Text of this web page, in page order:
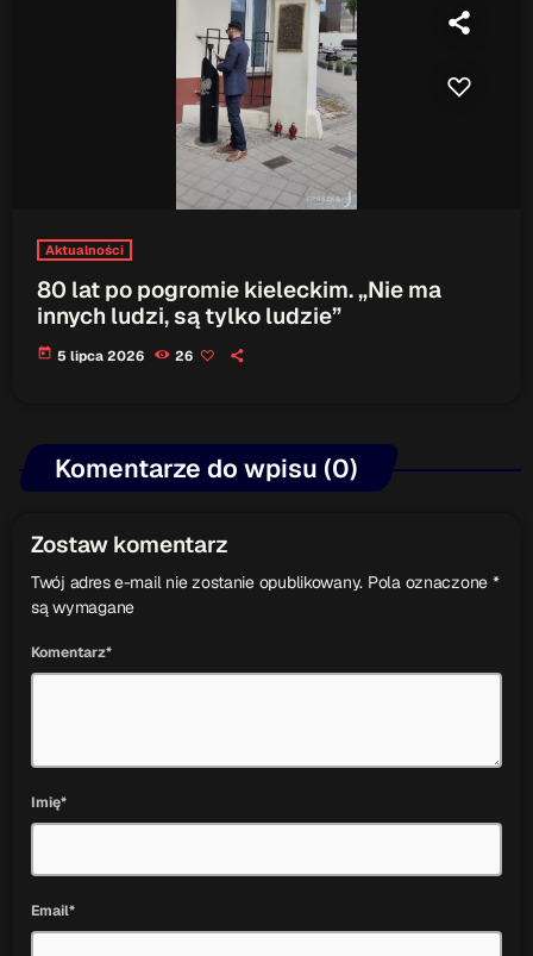
Aktualności
80 lat po pogromie kieleckim. „Nie ma
innych ludzi, są tylko ludzie”
today 5 lipca 2026 26
Komentarze do wpisu (0)
Zostaw komentarz
Twój adres e-mail nie zostanie opublikowany. Pola oznaczone *
są wymagane
Komentarz*
Imię*
Email*